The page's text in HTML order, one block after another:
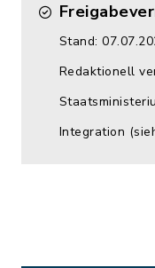
Stand:
Redaktionell
Integration